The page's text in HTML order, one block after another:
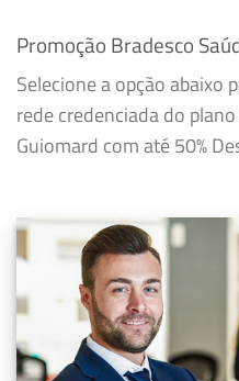
Promoção Bradesco
Selecione a opção abaixo
rede credenciada do
Guiomard com até 50%